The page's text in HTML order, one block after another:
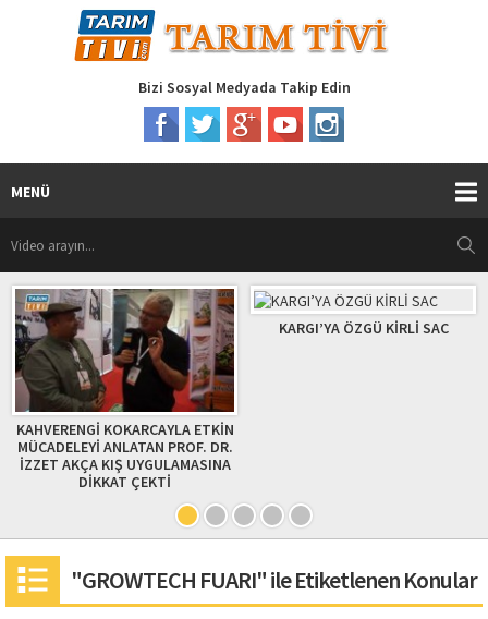
Bizi Sosyal Medyada Takip Edin
MENÜ
ETKİN
PROF. DR.
UYGULAMASINA
KARGI’YA ÖZGÜ KİRLİ SAC
"GROWTECH FUARI" ile Etiketlenen Konular